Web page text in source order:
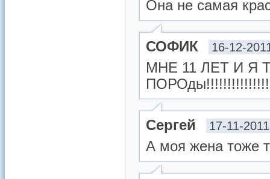
Она не самая
СОФИК 16-12-
МНЕ 11 ЛЕТ И
Сергей 17-11-
А моя жена тоже